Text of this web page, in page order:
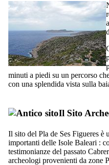
minuti a piedi su un percorso
con una splendida vista sulla
Il Sito
Il sito del Pla de Ses Figueres è
importanti delle Isole Baleari :
testimonianze del passato
archeologi provenienti da zone